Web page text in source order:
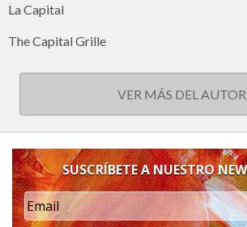
La Capital
The Capital Grille
VER MÁS DEL AUTOR
SUSCRÍBETE A NUESTRO